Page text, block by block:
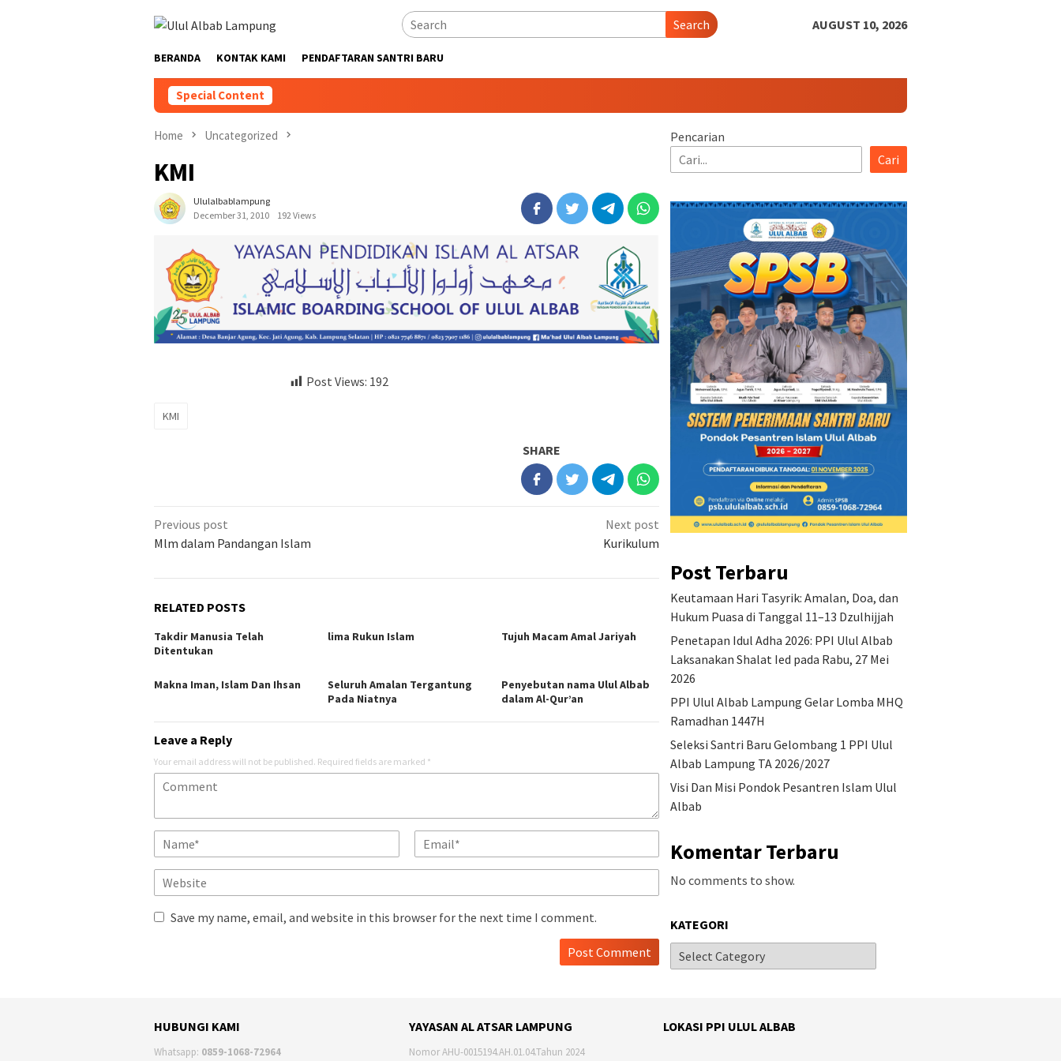
Search AUGUST 10, 2026
BERANDA KONTAK KAMI PENDAFTARAN SANTRI BARU
Special Content
Home Uncategorized
KMI
Ululalbablampung
December 31, 2010
192 Views
Post Views: 192
KMI
SHARE
Previous post
Mlm dalam Pandangan Islam
Next post
Kurikulum
RELATED POSTS
Takdir Manusia Telah
Ditentukan
lima Rukun Islam Tujuh Macam Amal Jariyah
Makna Iman, Islam Dan Ihsan
Seluruh Amalan Tergantung
Pada Niatnya
Penyebutan nama Ulul Albab
dalam Al-Qur’an
Leave a Reply
Your email address will not be published. Required fields are marked *
Save my name, email, and website in this browser for the next time I comment.
Pencarian
Cari
Post Terbaru
Keutamaan Hari Tasyrik: Amalan, Doa, dan
Hukum Puasa di Tanggal 11–13 Dzulhijjah
Penetapan Idul Adha 2026: PPI Ulul Albab
Laksanakan Shalat Ied pada Rabu, 27 Mei
2026
PPI Ulul Albab Lampung Gelar Lomba MHQ
Ramadhan 1447H
Seleksi Santri Baru Gelombang 1 PPI Ulul
Albab Lampung TA 2026/2027
Visi Dan Misi Pondok Pesantren Islam Ulul
Albab
Komentar Terbaru
No comments to show.
KATEGORI
HUBUNGI KAMI
Whatsapp: 0859-1068-72964
YAYASAN AL ATSAR LAMPUNG
Nomor AHU-0015194.AH.01.04.Tahun 2024
LOKASI PPI ULUL ALBAB